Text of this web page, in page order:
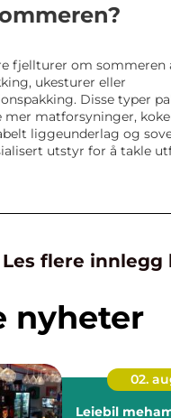
fjellturer om sommeren
ukesturer eller
Disse typer
mer matforsyninger,
liggeunderlag og
utstyr for å takle
Les flere innlegg
nyheter
02.
Leiebil mehamn slik